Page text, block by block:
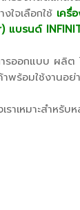
ใจเลือกใช้ เครื่
แบรนด์
รออกแบบ ผลิ
าพร้อมใช้งานอ
าเหมาะสำหรับ